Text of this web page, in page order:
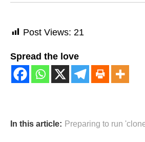
Post Views: 21
Spread the love
In this article: Preparing to run